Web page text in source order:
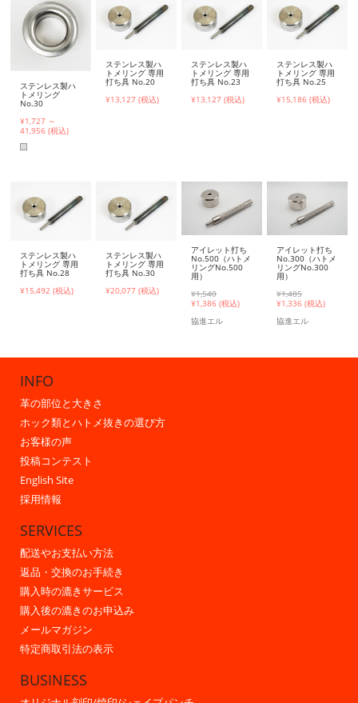
ステンレス製ハ
トメリング
No.30
¥1,727 ～
41,956 (税込)
ステンレス製ハ
トメリング 専用
打ち具 No.20
¥13,127 (税込)
ステンレス製ハ
トメリング 専用
打ち具 No.23
¥13,127 (税込)
ステンレス製ハ
トメリング 専用
打ち具 No.25
¥15,186 (税込)
ステンレス製ハ
トメリング 専用
打ち具 No.28
¥15,492 (税込)
ステンレス製ハ
トメリング 専用
打ち具 No.30
¥20,077 (税込)
アイレット打ち
No.500（ハトメ
リングNo.500
用）
¥1,540
¥1,386 (税込)
協進エル
アイレット打ち
No.300（ハトメ
リングNo.300
用）
¥1,485
¥1,336 (税込)
協進エル
INFO
革の部位と大きさ
ホック類とハトメ抜きの選び方
お客様の声
投稿コンテスト
English Site
採用情報
SERVICES
配送やお支払い方法
返品・交換のお手続き
購入時の漉きサービス
購入後の漉きのお申込み
メールマガジン
特定商取引法の表示
BUSINESS